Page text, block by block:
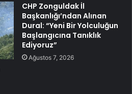
CHP Zonguldak İl
Başkanlığı’ndan Alınan
Dural: “Yeni Bir Yolculuğun
Başlangıcına Tanıklık
Ediyoruz”
Ağustos 7, 2026